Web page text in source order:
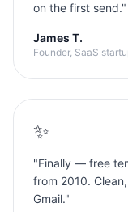
on the first send."
James T.
Founder, SaaS
✨
"Finally — free
from 2010.
Gmail."